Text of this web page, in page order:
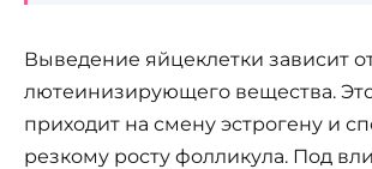
Выведение яйцеклетки зависит
лютеинизирующего вещества.
приходит на смену эстрогену и
резкому росту фолликула. Под